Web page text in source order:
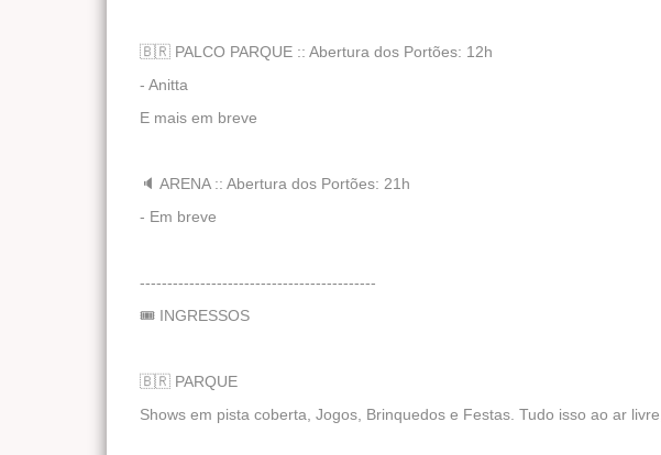
🇧🇷 PALCO PARQUE :: Abertura dos Portões: 12h
- Anitta
E mais em breve
🔈 ARENA :: Abertura dos Portões: 21h
- Em breve
-------------------------------------------
🎟️ INGRESSOS
🇧🇷 PARQUE
Shows em pista coberta, Jogos, Brinquedos e Festas. Tudo isso ao ar